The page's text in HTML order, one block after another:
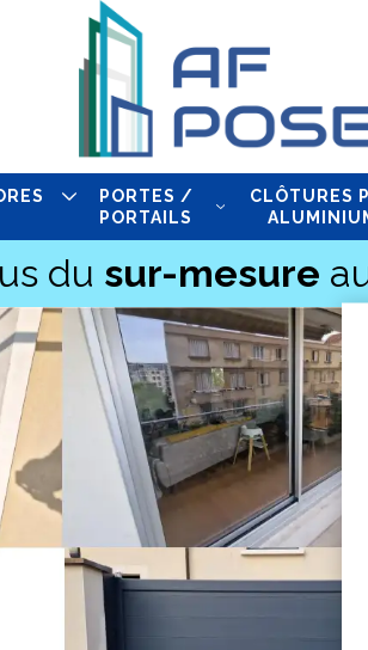
PORTES /
PORTAILS
CLÔTURES
du sur-mesure